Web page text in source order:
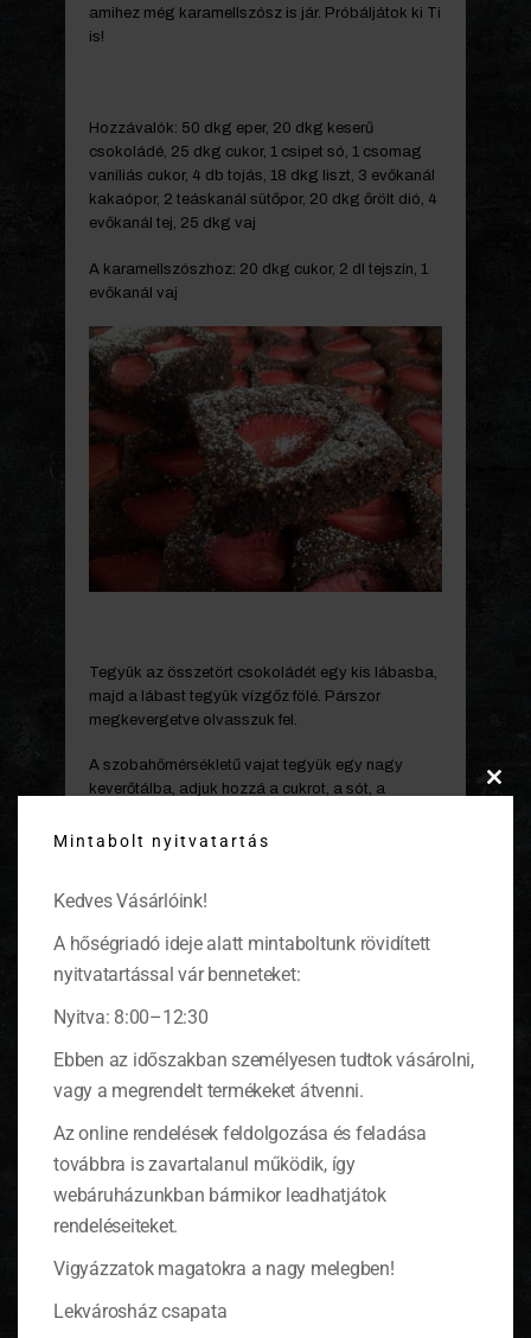
amihez még karamellszósz is jár. Próbáljátok ki Ti
is!
Hozzávalók: 50 dkg eper, 20 dkg keserű
csokoládé, 25 dkg cukor, 1 csipet só, 1 csomag
vaníliás cukor, 4 db tojás, 18 dkg liszt, 3 evőkanál
kakaópor, 2 teáskanál sütőpor, 20 dkg őrölt dió, 4
evőkanál tej, 25 dkg vaj
A karamellszószhoz: 20 dkg cukor, 2 dl tejszín, 1
evőkanál vaj
Tegyük az összetört csokoládét egy kis lábasba,
majd a lábast tegyük vízgőz fölé. Párszor
megkevergetve olvasszuk fel.
A szobahőmérsékletű vajat tegyük egy nagy
keverőtálba, adjuk hozzá a cukrot, a sót, a
csokoládét, majd elektromos keverővel addig
kanalazzuk bele a sütőporral, kakaóval
összekevert lisztet. Dolgozzuk hozzá a tejet és a
darált diót. Öntsük a masszát egy nagy tepsibe,
egyengessük el a tetejét simára, majd
eperszemeket.
Mintabolt nyitvatartás
Kedves Vásárlóink!
A hőségriadó ideje alatt mintaboltunk rövidített
nyitvatartással vár benneteket:
Nyitva: 8:00–12:30
Ebben az időszakban személyesen tudtok vásárolni,
vagy a megrendelt termékeket átvenni.
Az online rendelések feldolgozása és feladása
továbbra is zavartalanul működik, így
webáruházunkban bármikor leadhatjátok
rendeléseiteket.
Vigyázzatok magatokra a nagy melegben!
Lekvárosház csapata